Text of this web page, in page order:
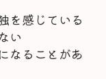
を感じている
い
なることがあ